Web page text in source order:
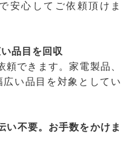
安心してご依頼頂けま
品目を回収
できます。家電製品、
い品目を対象としてい
い不要。お手数をかけま